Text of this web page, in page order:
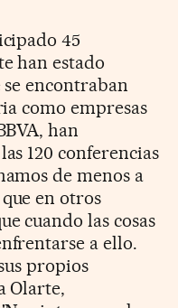
45
han estado
se encontraban
como empresas
han
120 conferencias
de menos a
en otros
cuando las cosas
a ello.
propios
Olarte,